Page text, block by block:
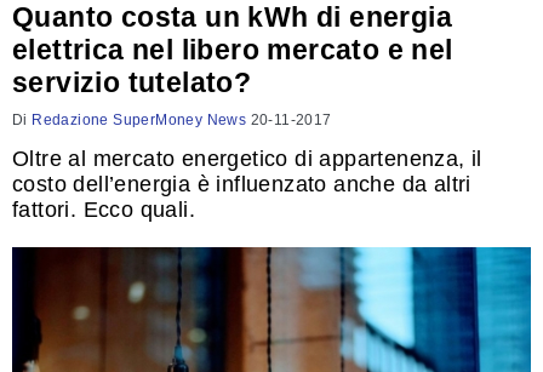
Quanto costa un kWh di energia
elettrica nel libero mercato e nel
servizio tutelato?
Di Redazione SuperMoney News 20-11-2017
Oltre al mercato energetico di appartenenza, il
costo dell’energia è influenzato anche da altri
fattori. Ecco quali.